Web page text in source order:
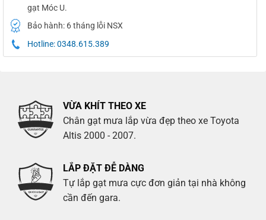
gạt Móc U.
Bảo hành: 6 tháng lỗi NSX
Hotline: 0348.615.389
VỪA KHÍT THEO XE
Chân gạt mưa lắp vừa đẹp theo xe Toyota
Altis 2000 - 2007.
LẮP ĐẶT ĐỄ DÀNG
Tự lắp gạt mưa cực đơn giản tại nhà không
cần đến gara.